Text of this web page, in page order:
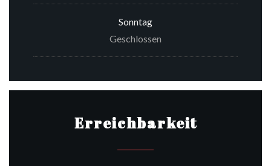
Sonntag
Geschlossen
Erreichbarkeit